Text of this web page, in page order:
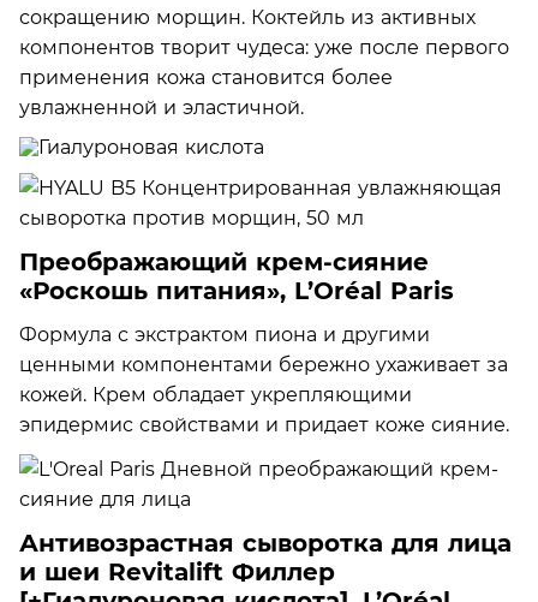
сокращению морщин. Коктейль из активных
компонентов творит чудеса: уже после первого
применения кожа становится более
увлажненной и эластичной.
Преображающий крем-сияние
«Роскошь питания», L’Oréal Paris
Формула с экстрактом пиона и другими
ценными компонентами бережно ухаживает за
кожей. Крем обладает укрепляющими
эпидермис свойствами и придает коже сияние.
Антивозрастная сыворотка для лица
и шеи Revitalift Филлер